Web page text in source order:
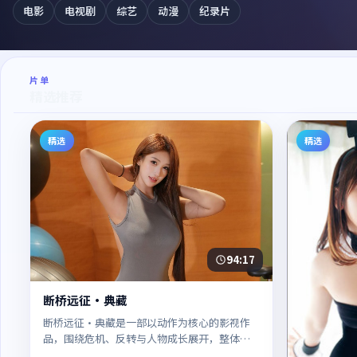
电影 电视剧 综艺 动漫 纪录片
片单
精选
94:17
断桥远征·典藏
断桥远征·典藏是一部以动作为核心的影视作
品，围绕危机、反转与人物成长展开，整体节
精选